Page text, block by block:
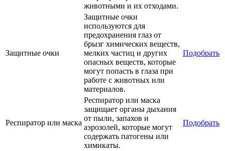
животными и их отходами.
Защитные очки
Защитные очки
используются для
предохранения глаз от
брызг химических веществ,
мелких частиц и других
опасных веществ, которые
могут попасть в глаза при
работе с животных или
материалов.
Подобрать
Респиратор или маска
Респиратор или маска
защищает органы дыхания
от пыли, запахов и
аэрозолей, которые могут
содержать патогены или
химикаты.
Подобрать